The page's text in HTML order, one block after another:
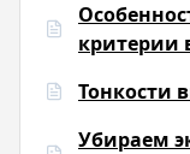
критерии
Тонкости
Убираем